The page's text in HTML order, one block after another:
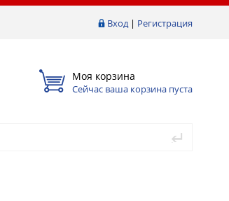
Вход| Регистрация
Моя корзина
Сейчас ваша корзина пуста